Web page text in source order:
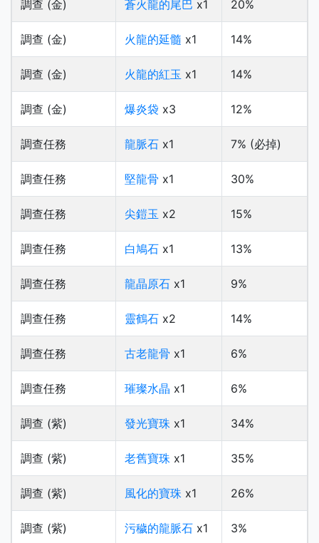
調查 (金) 蒼火龍的尾巴 x1 20%
調查 (金) 火龍的延髓 x1 14%
調查 (金) 火龍的紅玉 x1 14%
調查 (金) 爆炎袋 x3 12%
調查任務 龍脈石 x1 7% (必掉)
調查任務 堅龍骨 x1 30%
調查任務 尖鎧玉 x2 15%
調查任務 白鳩石 x1 13%
調查任務 龍晶原石 x1 9%
調查任務 靈鶴石 x2 14%
調查任務 古老龍骨 x1 6%
調查任務 璀璨水晶 x1 6%
調查 (紫) 發光寶珠 x1 34%
調查 (紫) 老舊寶珠 x1 35%
調查 (紫) 風化的寶珠 x1 26%
調查 (紫) 污穢的龍脈石 x1 3%